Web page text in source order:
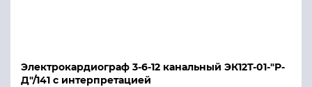
Электрокардиограф 3-6-12 канальный ЭК12Т-01-"Р-
Д"/141 с интерпретацией